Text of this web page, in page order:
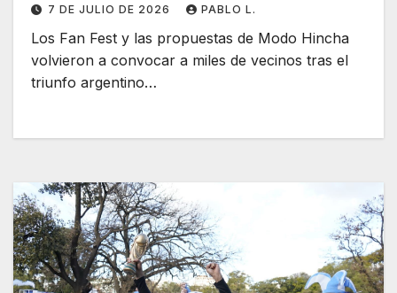
7 DE JULIO DE 2026 PABLO L.
Los Fan Fest y las propuestas de Modo Hincha
volvieron a convocar a miles de vecinos tras el
triunfo argentino…